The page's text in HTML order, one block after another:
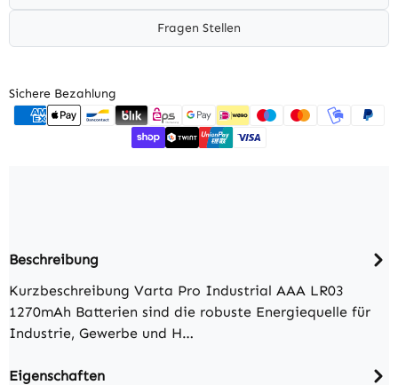
Fragen Stellen
Sichere Bezahlung
Beschreibung
Kurzbeschreibung Varta Pro Industrial AAA LR03
1270mAh Batterien sind die robuste Energiequelle für
Industrie, Gewerbe und H…
Eigenschaften